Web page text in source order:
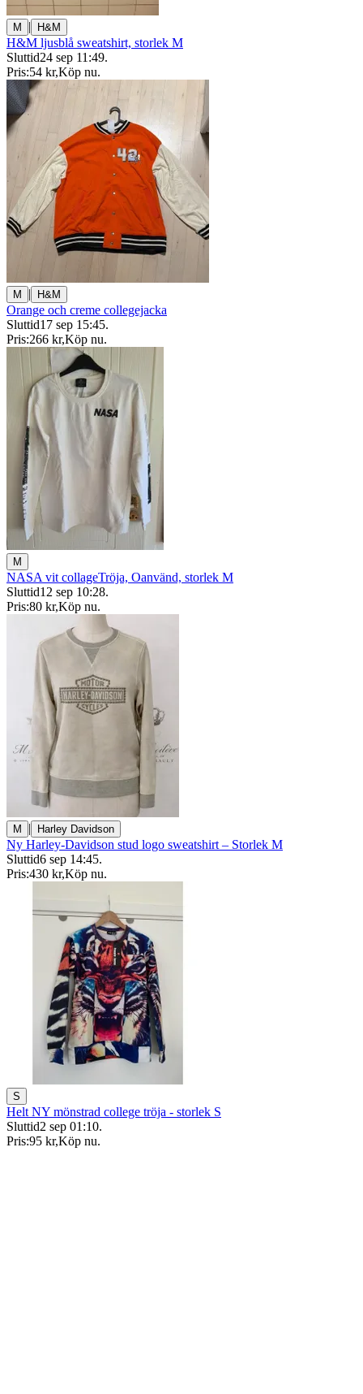
M | H&M
H&M ljusblå sweatshirt, storlek M
Sluttid24 sep 11:49.
Pris:54 kr,Köp nu.
M | H&M
Orange och creme collegejacka
Sluttid17 sep 15:45.
Pris:266 kr,Köp nu.
M
NASA vit collageTröja, Oanvänd, storlek M
Sluttid12 sep 10:28.
Pris:80 kr,Köp nu.
M | Harley Davidson
Ny Harley-Davidson stud logo sweatshirt – Storlek M
Sluttid6 sep 14:45.
Pris:430 kr,Köp nu.
S
Helt NY mönstrad college tröja - storlek S
Sluttid2 sep 01:10.
Pris:95 kr,Köp nu.